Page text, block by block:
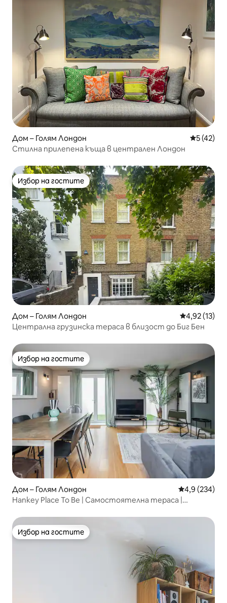
Дом – Голям Лондон Средна
5 (42)
Стилна прилепена къща в централен Лондон
Избор на гостите
Избор на гостите
Дом – Голям Лондон Средна
4,92 (13)
Централна грузинска тераса в близост до Биг Бен
Избор на гостите
Избор на гостите
Дом – Голям Лондон Средна
4,9 (234)
Hankey Place To Be | Самостоятелна тераса |
Избор на гостите
Избор на гостите